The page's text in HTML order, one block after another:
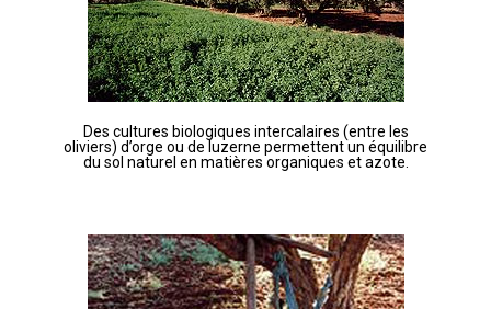
Des cultures biologiques intercalaires (entre les
oliviers) d’orge ou de luzerne permettent un équilibre
du sol naturel en matières organiques et azote.